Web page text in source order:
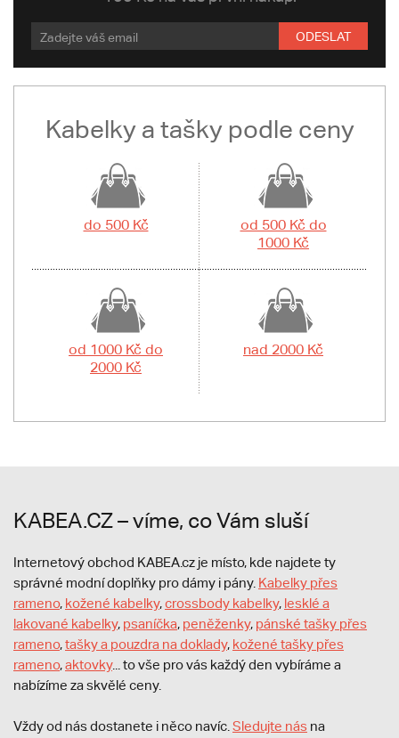
ODESLAT
Kabelky a tašky podle ceny
do 500 Kč
od 500 Kč do
1000 Kč
od 1000 Kč do
2000 Kč
nad 2000 Kč
KABEA.CZ – víme, co Vám sluší
Internetový obchod KABEA.cz je místo, kde najdete ty
správné modní doplňky pro dámy i pány. Kabelky přes
rameno, kožené kabelky,crossbody kabelky, lesklé a
lakované kabelky, psaníčka, peněženky, pánské tašky přes
rameno,tašky a pouzdra na doklady, kožené tašky přes
rameno,aktovky... to vše pro vás každý den vybíráme a
nabízíme za skvělé ceny.
Vždy od nás dostanete i něco navíc. Sledujte nás na